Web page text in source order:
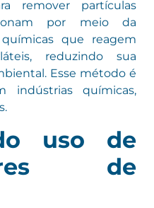
remover partículas
por meio da
que reagem
reduzindo sua
Esse método é
indústrias químicas,
uso de
de